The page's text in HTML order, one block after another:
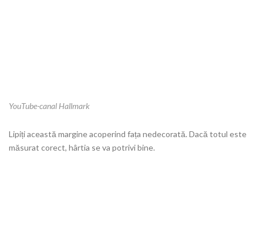
YouTube-canal Hallmark
Lipiți această margine acoperind fața nedecorată. Dacă totul este
măsurat corect, hârtia se va potrivi bine.